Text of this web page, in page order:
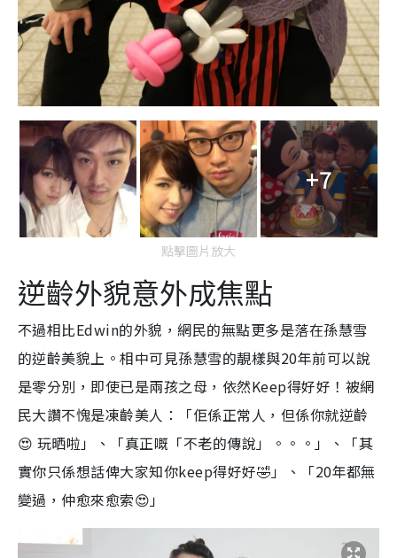
+7
點擊圖片放大
逆齡外貌意外成焦點
不過相比Edwin的外貌，網民的無點更多是落在孫慧雪
的逆齡美貌上。相中可見孫慧雪的靚樣與20年前可以說
是零分別，即使已是兩孩之母，依然Keep得好好！被網
民大讚不愧是凍齡美人：「佢係正常人，但係你就逆齡
😍 玩晒啦」、「真正嘅「不老的傳說」。。。」、「其
實你只係想話俾大家知你keep得好好🤣」、「20年都無
變過，仲愈來愈索😍」